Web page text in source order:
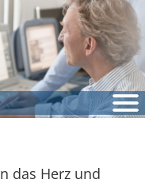
das Herz und